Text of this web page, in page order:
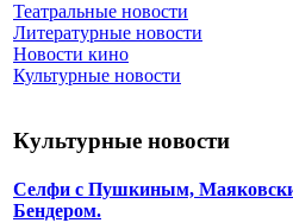
Театральные новости
Литературные новости
Новости кино
Культурные новости
Культурные новости
Селфи с Пушкиным,
Бендером.